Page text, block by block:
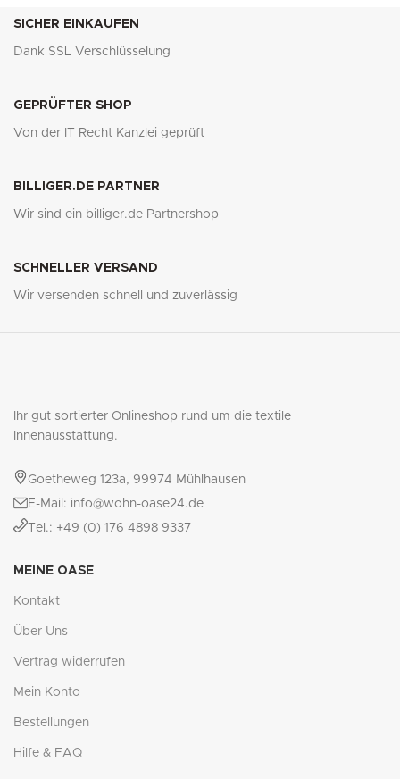
SICHER EINKAUFEN
Dank SSL Verschlüsselung
GEPRÜFTER SHOP
Von der IT Recht Kanzlei geprüft
BILLIGER.DE PARTNER
Wir sind ein billiger.de Partnershop
SCHNELLER VERSAND
Wir versenden schnell und zuverlässig
Ihr gut sortierter Onlineshop rund um die textile
Innenausstattung.
Goetheweg 123a, 99974 Mühlhausen
E-Mail: info@wohn-oase24.de
Tel.: +49 (0) 176 4898 9337
MEINE OASE
Kontakt
Über Uns
Vertrag widerrufen
Mein Konto
Bestellungen
Hilfe & FAQ